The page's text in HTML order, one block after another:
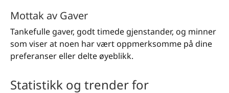
Mottak av Gaver
Tankefulle gaver, godt timede gjenstander, og minner
som viser at noen har vært oppmerksomme på dine
preferanser eller delte øyeblikk.
Statistikk og trender for